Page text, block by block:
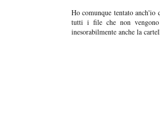
Ho comunque tentato anch'io
tutti i file che non vengono
inesorabilmente anche la